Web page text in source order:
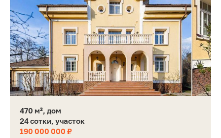
470 м², дом
24 сотки, участок
190 000 000 ₽